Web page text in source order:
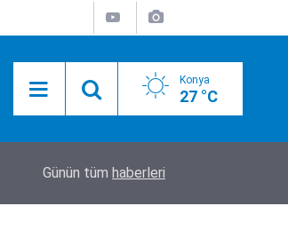
Konya
27 °C
Polis olmak isteyenler dikkat! 3 bin 250 kişilik
Günün tüm haberleri